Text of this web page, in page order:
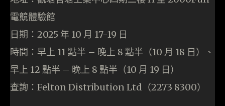
電競體驗館
日期：2025 年 10 月 17-19 日
時間：早上 11 點半 – 晚上 8 點半（10 月 18 日）、
早上 12 點半 – 晚上 8 點半（10 月 19 日）
查詢：Felton Distribution Ltd（2273 8300）